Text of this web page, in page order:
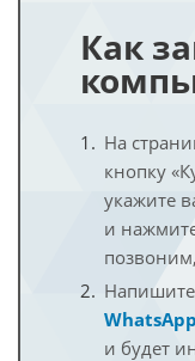
Как
На
кнопку
укажите
и
WhatsApp
и будет